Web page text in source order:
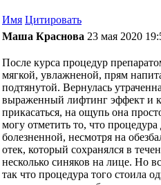
Имя Цитировать
Маша Краснова 23 мая 2020
После курса процедур
мягкой, увлажненой, прям
подтянутой. Вернулась
выраженный лифтинг эффект и
прикасаться, на ощупь она
могу отметить то, что
болезненной, несмотря на
отек, который сохранялся в
несколько синяков на лице. Но
так что процедура того стоила